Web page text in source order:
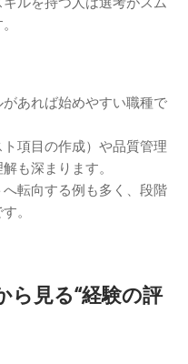
あれば始めやすい職種で
項目の作成）や品質管理
も深まります。
転向する例も多く、段階
。
ら見る“経験の評